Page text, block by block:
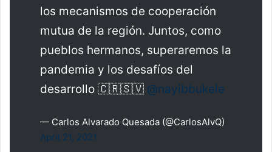
los mecanismos de cooperación
mutua de la región. Juntos, como
pueblos hermanos, superaremos la
pandemia y los desafíos del
desarrollo 🇨🇷🇸🇻 @nayibbukele
— Carlos Alvarado Quesada (@CarlosAlvQ)
April 21, 2021